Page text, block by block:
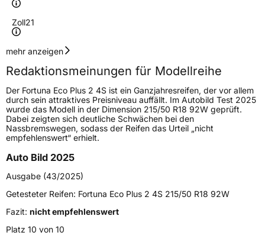
Zoll21
Geschwindigkeitsindex
Höchstgeschwindigkeit
270 km/h
Lastindex102
Höchstlast850 kg
FahrzeugtypPKW
VerwendungGanzjahresreifen
ModellnameEcoplus 2 4S
FahrzeugartPKW & SUV
mehr anzeigen
Redaktionsmeinungen für Modellreihe
Der Fortuna Eco Plus 2 4S ist ein Ganzjahresreifen, der vor allem
durch sein attraktives Preisniveau auffällt. Im Autobild Test 2025
wurde das Modell in der Dimension 215/50 R18 92W geprüft.
Dabei zeigten sich deutliche Schwächen bei den
Nassbremswegen, sodass der Reifen das Urteil „nicht
empfehlenswert“ erhielt.
Auto Bild 2025
Ausgabe (43/2025)
Getesteter Reifen: Fortuna Eco Plus 2 4S 215/50 R18 92W
Fazit: nicht empfehlenswert
Platz 10 von 10